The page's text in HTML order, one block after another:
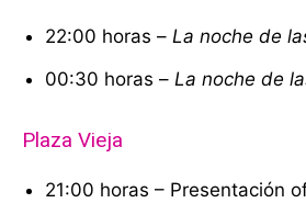
22:00 horas – La noche de
00:30 horas – La noche de
Plaza Vieja
21:00 horas – Presentación